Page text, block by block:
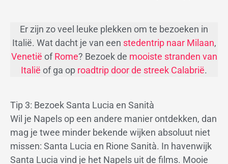
Er zijn zo veel leuke plekken om te bezoeken in
Italië. Wat dacht je van een stedentrip naar Milaan,
Venetië ofRome? Bezoek de mooiste stranden van
Italië of ga op roadtrip door de streek Calabrië.
Tip 3: Bezoek Santa Lucia en Sanità
Wil je Napels op een andere manier ontdekken, dan
mag je twee minder bekende wijken absoluut niet
missen: Santa Lucia en Rione Sanità. In havenwijk
Santa Lucia vind je het Napels uit de films. Mooie